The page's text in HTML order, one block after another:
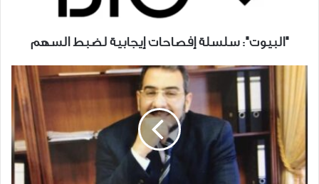
"البيوت": سلسلة إفصاحات إيجابية لضبط السهم
تعريف
غسل
الأموال
من
الناحية
الاقتصادية
والقانونية